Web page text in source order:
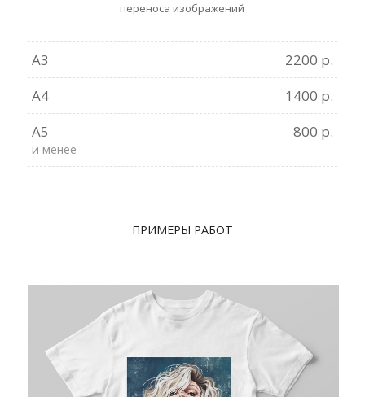
переноса изображений
А3
2200 р.
А4
1400 р.
А5
800 р.
и менее
ПРИМЕРЫ РАБОТ